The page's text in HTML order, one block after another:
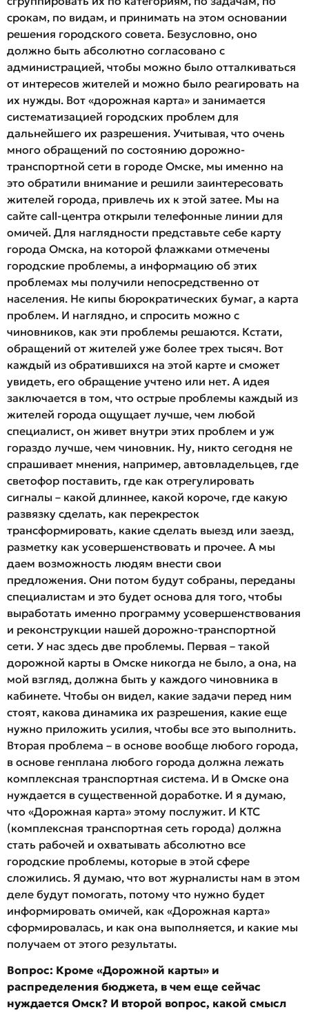
срокам, по видам, и принимать на этом основании
решения городского совета. Безусловно, оно
должно быть абсолютно согласовано с
администрацией, чтобы можно было отталкиваться
от интересов жителей и можно было реагировать на
их нужды. Вот «дорожная карта» и занимается
систематизацией городских проблем для
дальнейшего их разрешения. Учитывая, что очень
много обращений по состоянию дорожно-
транспортной сети в городе Омске, мы именно на
это обратили внимание и решили заинтересовать
жителей города, привлечь их к этой затее. Мы на
сайте call-центра открыли телефонные линии для
омичей. Для наглядности представьте себе карту
города Омска, на которой флажками отмечены
городские проблемы, а информацию об этих
проблемах мы получили непосредственно от
населения. Не кипы бюрократических бумаг, а карта
проблем. И наглядно, и спросить можно с
чиновников, как эти проблемы решаются. Кстати,
обращений от жителей уже более трех тысяч. Вот
каждый из обратившихся на этой карте и сможет
увидеть, его обращение учтено или нет. А идея
заключается в том, что острые проблемы каждый из
жителей города ощущает лучше, чем любой
специалист, он живет внутри этих проблем и уж
гораздо лучше, чем чиновник. Ну, никто сегодня не
спрашивает мнения, например, автовладельцев, где
светофор поставить, где как отрегулировать
сигналы – какой длиннее, какой короче, где какую
развязку сделать, как перекресток
трансформировать, какие сделать выезд или заезд,
разметку как усовершенствовать и прочее. А мы
даем возможность людям внести свои
предложения. Они потом будут собраны, переданы
специалистам и это будет основа для того, чтобы
выработать именно программу усовершенствования
и реконструкции нашей дорожно-транспортной
сети. У нас здесь две проблемы. Первая – такой
дорожной карты в Омске никогда не было, а она, на
мой взгляд, должна быть у каждого чиновника в
кабинете. Чтобы он видел, какие задачи перед ним
стоят, какова динамика их разрешения, какие еще
нужно приложить усилия, чтобы все это выполнить.
Вторая проблема – в основе вообще любого города,
в основе генплана любого города должна лежать
комплексная транспортная система. И в Омске она
нуждается в существенной доработке. И я думаю,
что «Дорожная карта» этому послужит. И КТС
(комплексная транспортная сеть города) должна
стать рабочей и охватывать абсолютно все
городские проблемы, которые в этой сфере
сложились. Я думаю, что вот журналисты нам в этом
деле будут помогать, потому что нужно будет
информировать омичей, как «Дорожная карта»
сформировалась, и как она выполняется, и какие мы
получаем от этого результаты.
Вопрос: Кроме «Дорожной карты» и
распределения бюджета, в чем еще сейчас
нуждается Омск? И второй вопрос, какой смысл